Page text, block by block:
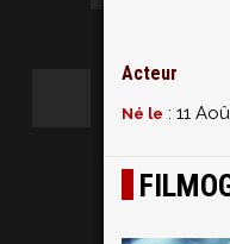
Acteur
Né le : 11